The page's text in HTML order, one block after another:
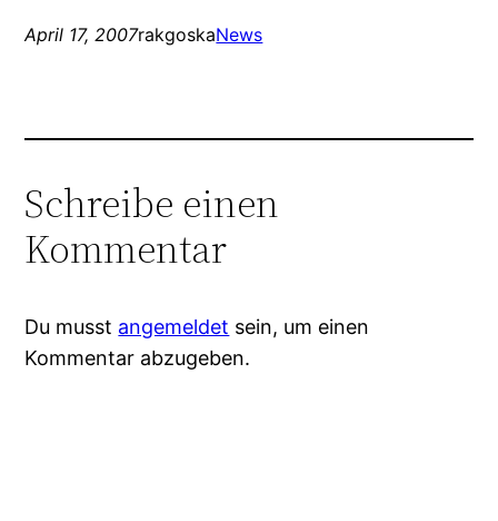
April 17, 2007rakgoskaNews
Schreibe einen
Kommentar
Du musst angemeldet sein, um einen
Kommentar abzugeben.